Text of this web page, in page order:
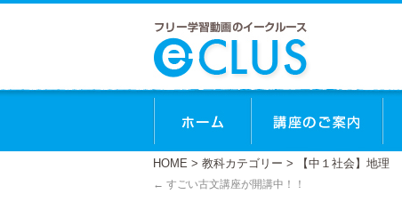
ホーム 講
HOME > 教科カテゴリー > 【中１社会】地理
← すごい古文講座が開講中！！